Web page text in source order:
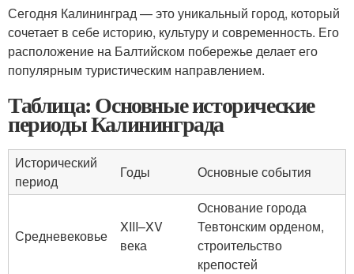
Сегодня Калининград — это уникальный город, который
сочетает в себе историю, культуру и современность. Его
расположение на Балтийском побережье делает его
популярным туристическим направлением.
Таблица: Основные исторические
периоды Калининграда
Исторический
период
Годы Основные события
Средневековье
XIII–XV
века
Основание города
Тевтонским орденом,
строительство
крепостей